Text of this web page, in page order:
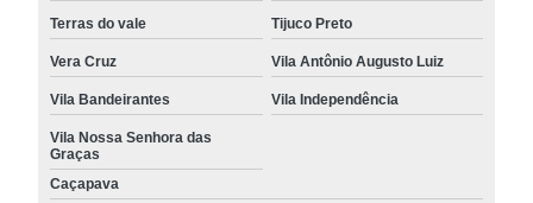
Terras do vale Tijuco Preto
Vera Cruz Vila Antônio Augusto Luiz
Vila Bandeirantes Vila Independência
Vila Nossa Senhora das
Graças
Caçapava